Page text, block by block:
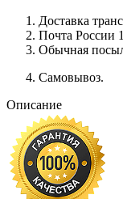
Доставка
Почта России
Обычная
Самовывоз.
Описание